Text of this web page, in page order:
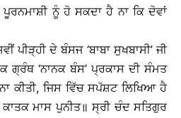
ਨੂੰ ਹੋ ਸਕਦਾ ਹੈ ਨਾ ਕਿ ਦੋਵਾਂ
ਪੀੜ੍ਹੀ ਦੇ ਬੰਸਜ ‘ਬਾਬਾ ਸੁਖਬਾਸੀ’ ਜੀ
ਗ੍ਰੰਥ ‘ਨਾਨਕ ਬੰਸ’ ਪ੍ਰਕਾਸ ਦੀ ਸੰਮਤ
ਕੀਤੀ, ਜਿਸ ਵਿੱਚ ਸਪੱਸ਼ਟ ਲਿਖਿਆ ਹੈ
ਮਾਸ ਪੁਨੀਤ॥ ਸ੍ਰੀ ਚੰਦ ਸਤਿਗੁਰ